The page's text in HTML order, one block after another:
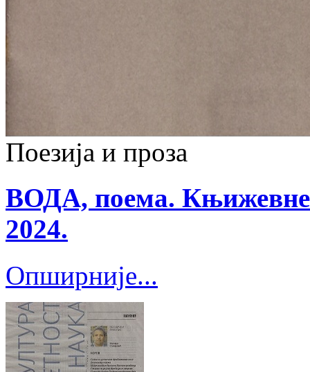
Поезија и проза
ВОДА, поема. Књижевне
2024.
Опширније...